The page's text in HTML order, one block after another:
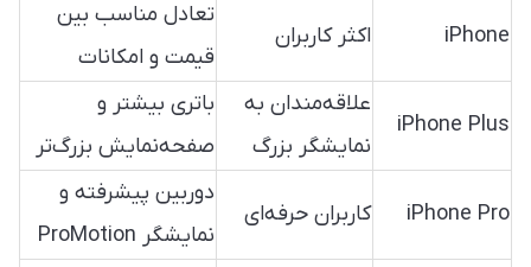
iPhone اکثر کاربران
تعادل مناسب بین
قیمت و امکانات
iPhone Plus
علاقه‌مندان به
نمایشگر بزرگ
باتری بیشتر و
صفحه‌نمایش بزرگ‌تر
iPhone Pro کاربران حرفه‌ای
دوربین پیشرفته و
نمایشگر ProMotion